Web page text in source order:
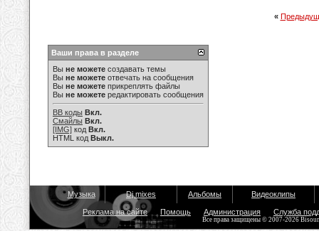
«
Ваши права в разделе
Вы не можете создавать темы
Вы не можете отвечать на сообщения
Вы не можете прикреплять файлы
Вы не можете редактировать сообщения
BB коды Вкл.
Смайлы Вкл.
[IMG] код Вкл.
HTML код Выкл.
Музыка Dj mixes Альбомы Видеоклипы
Реклама на сайте Помощь Администрация Служба
Все права защищены © 2007-2026